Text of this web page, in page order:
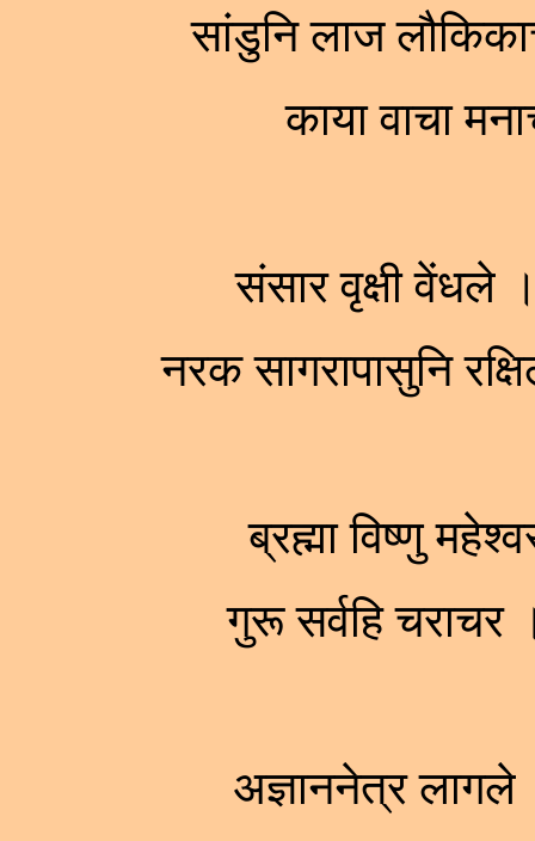
सांडुनि लाज
काया वाचा
संसार वृक्षी वेंधले
नरक सागरापासुनि
ब्रह्मा विष्णु
गुरू सर्वहि
अज्ञाननेत्र